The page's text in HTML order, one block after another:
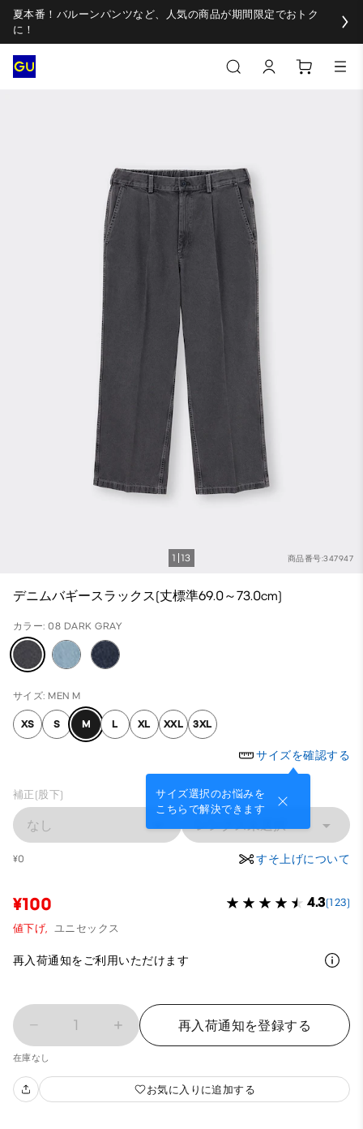
夏本番！バルーンパンツなど、人気の商品が期間限定でおトク
に！
商品番号:347947
1 13
デニムバギースラックス(丈標準69.0～73.0cm)
カラー: 08 DARK GRAY
サイズ: MEN M
XS S M L XL XXL 3XL
サイズを確認する
サイズ選択のお悩みを
こちらで解決できます
補正(股下)
なし レングス未選択
¥0 すそ上げについて
¥100 4.3(123)
値下げ, ユニセックス
再入荷通知をご利用いただけます
1 再入荷通知を登録する
在庫なし
お気に入りに追加する